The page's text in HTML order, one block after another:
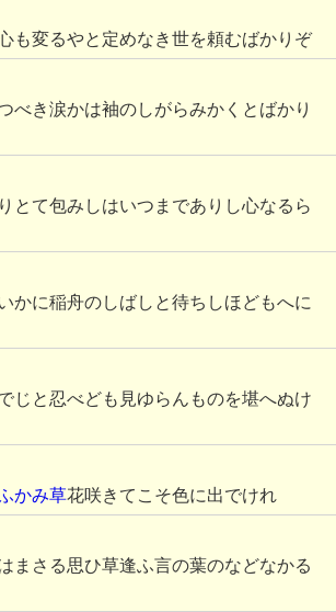
も変るやと定めなき世を頼むばかりぞ
べき涙かは袖のしがらみかくとばかり
とて包みしはいつまでありし心なるら
かに稲舟のしばしと待ちしほどもへに
じと忍べども見ゆらんものを堪へぬけ
かみ草花咲きてこそ色に出でけれ
まさる思ひ草逢ふ言の葉のなどなかる